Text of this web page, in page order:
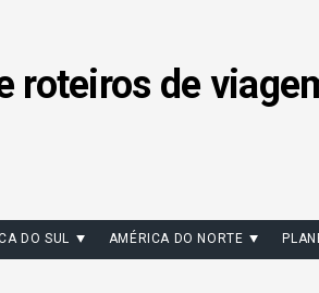
roteiros de
DO SUL AMÉRICA DO NORTE